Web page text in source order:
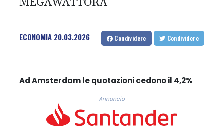
MEGAWATTORA
ECONOMIA 20.03.2026 Condividere Condividere
Ad Amsterdam le quotazioni cedono il 4,2%
Annuncio